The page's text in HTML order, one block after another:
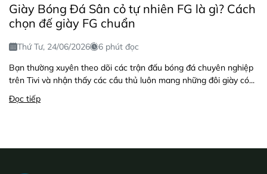
Giày Bóng Đá Sân cỏ tự nhiên FG là gì? Cách
chọn đế giày FG chuẩn
Thứ Tư, 24/06/2026
6 phút đọc
Bạn thường xuyên theo dõi các trận đấu bóng đá chuyên nghiệp
trên Tivi và nhận thấy các cầu thủ luôn mang những đôi giày có...
Đọc tiếp